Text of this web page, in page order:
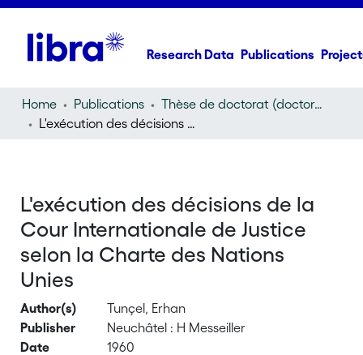
Research Data Publications
Home Publications
Thèse de doctorat (doctoral thesis)
L'exécution des décisions de la Cour Internationale de Justice selon la Charte des Nations Unies
L'exécution des décisions de la
Cour Internationale de Justice
selon la Charte des Nations
Unies
Author(s)
Tunçel, Erhan
Publisher
Neuchâtel : H Messeiller
Date
1960